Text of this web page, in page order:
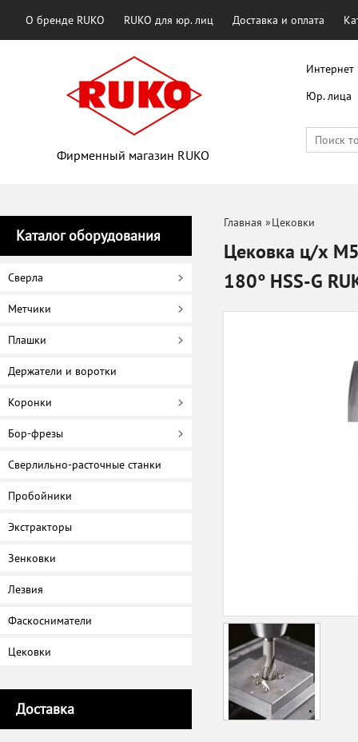
О бренде RUKO RUKO для юр. лиц Доставка и оплата
Фирменный магазин RUKO
Интернет
Юр. лица
Каталог оборудования
Сверла
Метчики
Плашки
Держатели и воротки
Коронки
Бор-фрезы
Сверлильно-расточные станки
Пробойники
Экстракторы
Зенковки
Лезвия
Фаскосниматели
Цековки
Доставка
Главная »Цековки
Цековка ц/х
180° HSS-G